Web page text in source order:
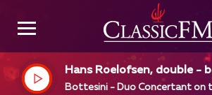
Hans Roelofsen, double -
monic Orchestra, Alun
Bottesini - Duo Concertant on